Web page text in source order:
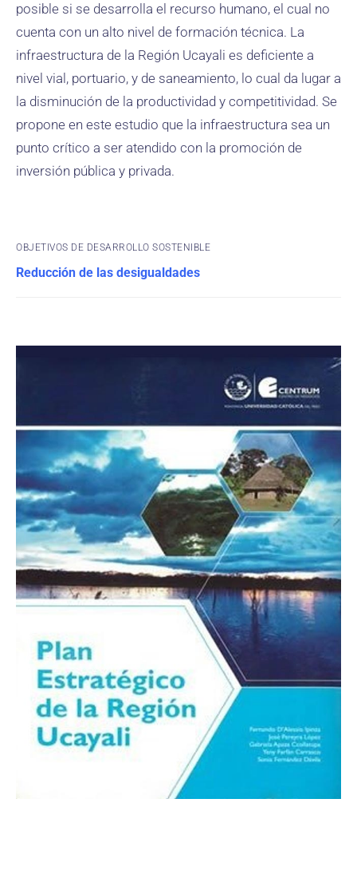
posible si se desarrolla el recurso humano, el cual no
cuenta con un alto nivel de formación técnica. La
infraestructura de la Región Ucayali es deficiente a
nivel vial, portuario, y de saneamiento, lo cual da lugar a
la disminución de la productividad y competitividad. Se
propone en este estudio que la infraestructura sea un
punto crítico a ser atendido con la promoción de
inversión pública y privada.
OBJETIVOS DE DESARROLLO SOSTENIBLE
Reducción de las desigualdades